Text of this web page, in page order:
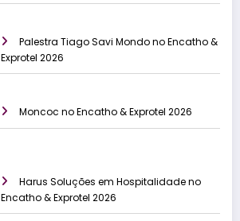
Palestra Tiago Savi Mondo no Encatho &
Exprotel 2026
Moncoc no Encatho & Exprotel 2026
Harus Soluções em Hospitalidade no
Encatho & Exprotel 2026